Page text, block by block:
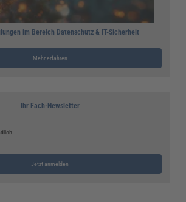
im Bereich Datenschutz & IT-Sicherheit
Mehr erfahren
Ihr Fach-Newsletter
Jetzt anmelden